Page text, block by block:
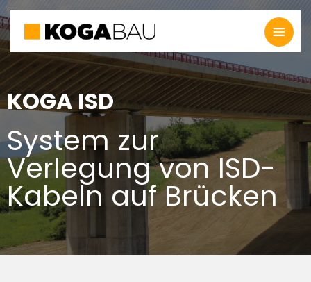
KOGA ISD
System zur
Verlegung von ISD-
Kabeln auf Brücken